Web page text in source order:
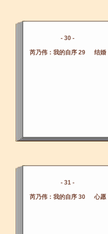
- 30 -
芮乃伟：我的自序 29 结婚
- 31 -
芮乃伟：我的自序 30 心愿